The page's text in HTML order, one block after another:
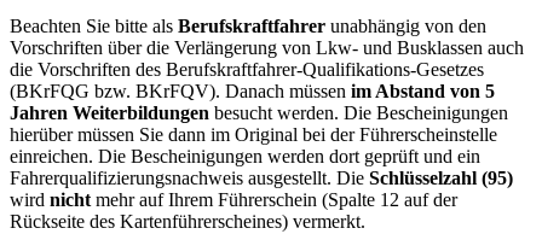
Beachten Sie bitte als Berufskraftfahrer unabhängig von den
Vorschriften über die Verlängerung von Lkw- und Busklassen auch
die Vorschriften des Berufskraftfahrer-Qualifikations-Gesetzes
(BKrFQG bzw. BKrFQV). Danach müssen im Abstand von 5
Jahren Weiterbildungen besucht werden. Die Bescheinigungen
hierüber müssen Sie dann im Original bei der Führerscheinstelle
einreichen. Die Bescheinigungen werden dort geprüft und ein
Fahrerqualifizierungsnachweis ausgestellt. Die Schlüsselzahl (95)
wird nicht mehr auf Ihrem Führerschein (Spalte 12 auf der
Rückseite des Kartenführerscheines) vermerkt.